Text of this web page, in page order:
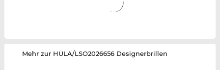
‌Mehr zur HULA/LSO2026656 Designerbrillen